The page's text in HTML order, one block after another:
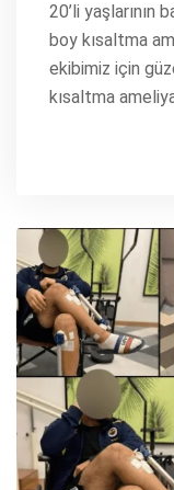
20’li yaşlarının
boy kısaltma
ekibimiz için
kısaltma